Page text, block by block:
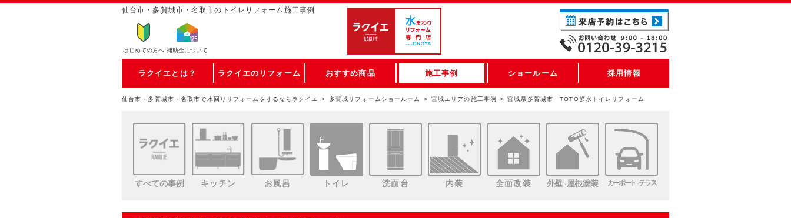
仙台市・多賀城市・名取市のトイレリフォーム施工事例
はじめての方へ 補助金について
ラクイエとは？ ラクイエのリフォーム おすすめ商品 施工事例 ショールーム 採用情報
仙台市・多賀城市・名取市で水回りリフォームをするならラクイエ 多賀城リフォームショールーム 宮城エリアの施工事例 宮城県多賀城市 TOTO節水トイレリフォーム
すべての事例 キッチン お風呂 トイレ 洗面台 内装 全面改装 外壁・ 屋根塗装 カーポート・テラス